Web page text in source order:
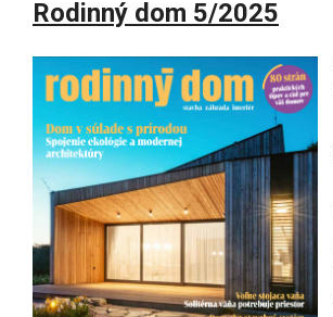
Rodinný dom 5/2025